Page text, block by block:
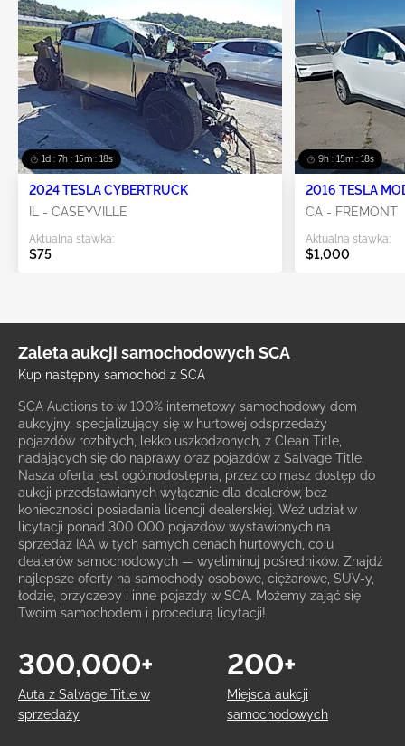
1d : 7h : 15m : 18s
2024 TESLA CYBERTRUCK
IL - CASEYVILLE
Aktualna stawka:
$75
9h : 15m : 18s
2016 TESLA
CA - FREMONT
Aktualna stawka:
$1,000
Zaleta aukcji samochodowych SCA
Kup następny samochód z SCA
SCA Auctions to w 100% internetowy samochodowy dom
aukcyjny, specjalizujący się w hurtowej odsprzedaży
pojazdów rozbitych, lekko uszkodzonych, z Clean Title,
nadających się do naprawy oraz pojazdów z Salvage Title.
Nasza oferta jest ogólnodostępna, przez co masz dostęp do
aukcji przedstawianych wyłącznie dla dealerów, bez
konieczności posiadania licencji dealerskiej. Weź udział w
licytacji ponad 300 000 pojazdów wystawionych na
sprzedaż IAA w tych samych cenach hurtowych, co u
dealerów samochodowych — wyeliminuj pośredników. Znajdź
najlepsze oferty na samochody osobowe, ciężarowe, SUV-y,
łodzie, przyczepy i inne pojazdy w SCA. Możemy zająć się
Twoim samochodem i procedurą licytacji!
Auta z Salvage Title w
sprzedaży
300,000+
Miejsca aukcji
samochodowych
200+